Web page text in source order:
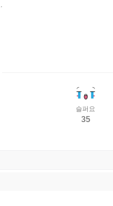
슬퍼요
35